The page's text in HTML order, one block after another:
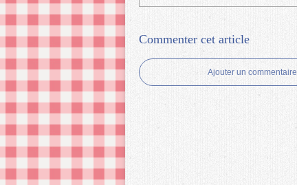
Commenter cet article
Ajouter un commentaire